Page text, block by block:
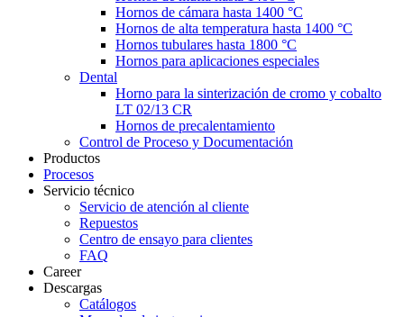
Hornos de cámara hasta 1400 °C
Hornos de alta temperatura hasta 1400 °C
Hornos tubulares hasta 1800 °C
Hornos para aplicaciones especiales
Dental
Horno para la sinterización de cromo y cobalto
LT 02/13 CR
Hornos de precalentamiento
Control de Proceso y Documentación
Productos
Procesos
Servicio técnico
Servicio de atención al cliente
Repuestos
Centro de ensayo para clientes
FAQ
Career
Descargas
Catálogos